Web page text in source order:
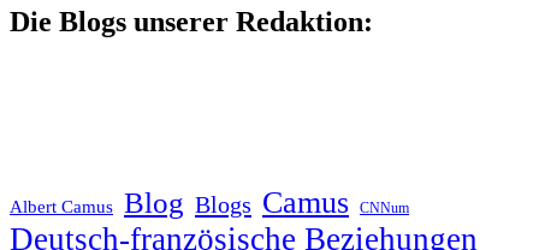
Die Blogs unserer Redaktion:
Albert Camus Blog Blogs Camus CNNum
Deutsch-französische Beziehungen